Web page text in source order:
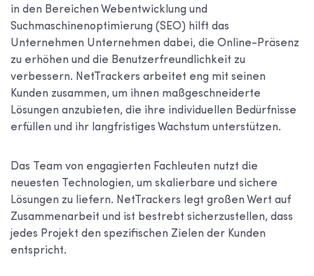
in den Bereichen Webentwicklung und
Suchmaschinenoptimierung (SEO) hilft das
Unternehmen Unternehmen dabei, die Online-Präsenz
zu erhöhen und die Benutzerfreundlichkeit zu
verbessern. NetTrackers arbeitet eng mit seinen
Kunden zusammen, um ihnen maßgeschneiderte
Lösungen anzubieten, die ihre individuellen Bedürfnisse
erfüllen und ihr langfristiges Wachstum unterstützen.
Das Team von engagierten Fachleuten nutzt die
neuesten Technologien, um skalierbare und sichere
Lösungen zu liefern. NetTrackers legt großen Wert auf
Zusammenarbeit und ist bestrebt sicherzustellen, dass
jedes Projekt den spezifischen Zielen der Kunden
entspricht.